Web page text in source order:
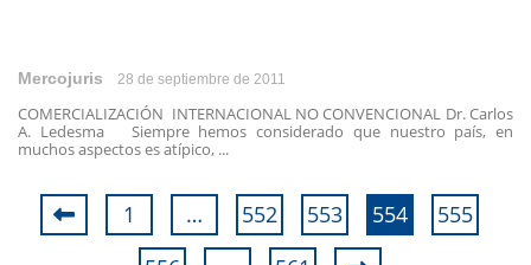
Mercojuris 28 de septiembre de 2011
COMERCIALIZACIÓN INTERNACIONAL NO CONVENCIONAL Dr. Carlos
A. Ledesma Siempre hemos considerado que nuestro país, en
muchos aspectos es atípico, ...
1 … 552 553 554
555